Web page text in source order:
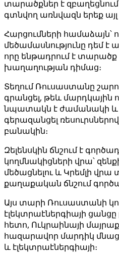
տարածքներ է
գտնվող առնվազն երեք այլ
Հարցումների համաձայն՝
մեծամասնությունը դեմ է
որը ենթադրում է տարածք
խաղաղության դիմաց։
Տեղում Ռուսաստանը
գրանցել, թեև մարդկային
նպատակն է ժամանակի և
գերազանցել
բանակին։
Զելենսկին ճնշում է
կողմնակիցների վրա՝
մեծացնելու և Կրեմլի
քաղաքական ճնշում
Այս տարի Ռուսաստանի
էլեկտրաէներգիայի ցանցը
հետո, Ուկրաինայի
հազարավոր մարդիկ
և էլեկտրաէներգիայի։